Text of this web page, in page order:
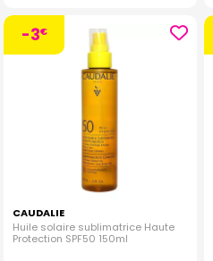
-3€
CAUDALIE
Huile solaire sublimatrice Haute
Protection SPF50 150ml